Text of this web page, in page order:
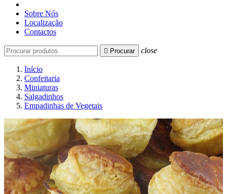
Sobre Nós
Localização
Contactos
 Procurar close
Início
Confeitaria
Miniaturas
Salgadinhos
Empadinhas de Vegetais